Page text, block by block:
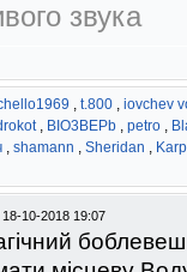
звука
, t.800 , iovchev
, BIO3BEPb , petro ,
, shamann , Sheridan , Karp
18-10-2018 19:07
боблевеш